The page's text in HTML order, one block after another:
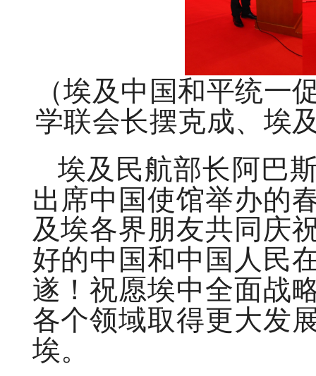
（埃及中国和平统
学联会长摆克成、埃
埃及民航部长阿巴
出席中国使馆举办的
及埃各界朋友共同庆
好的中国和中国人民
遂！祝愿埃中全面战
各个领域取得更大发
埃。